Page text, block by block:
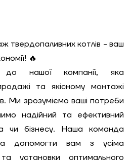
твердопаливних котлів - ваш
🔥
нашої компанії, яка
та якісному монтажі
Ми зрозуміємо ваші потреби
надійний та ефективний
чи бізнесу. Наша команда
допомогти вам з усіма
установки оптимального